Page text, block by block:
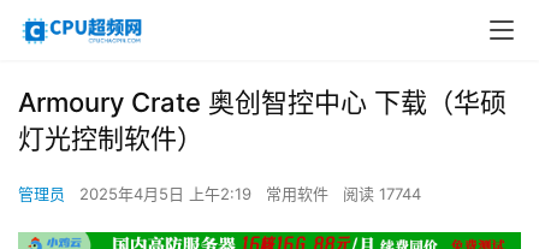
Armoury Crate 奥创智控中心 下载（华硕
灯光控制软件）
管理员 2025年4月5日 上午2:19 常用软件 阅读 17744